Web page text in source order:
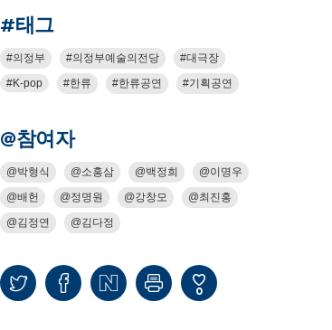
#태그
의정부 의정부예술의전당
대극장
K-pop
한류 한류공연 기획공연
@참여자
박형식 소홍삼 백정희
이명우
배헌
정명원 강창모
최진홍
김정연
김다정
0